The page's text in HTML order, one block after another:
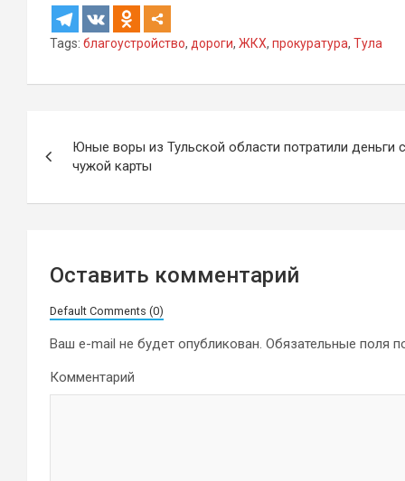
Tags: благоустройство, дороги, ЖКХ, прокуратура, Тула
по
записям
Юные воры из Тульской области потратили деньги с
чужой карты
Оставить комментарий
Default Comments (0)
Ваш e-mail не будет опубликован. Обязательные поля
Комментарий